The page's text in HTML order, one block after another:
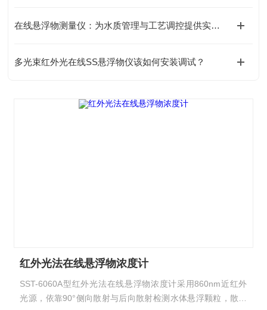
在线悬浮物测量仪：为水质管理与工艺调控提供实时数据支撑
多光束红外光在线SS悬浮物仪该如何安装调试？
红外光法在线悬浮物浓度计
SST-6060A型红外光法在线悬浮物浓度计采用860nm近红外
光源，依靠90°侧向散射与后向散射检测水体悬浮颗粒，散射